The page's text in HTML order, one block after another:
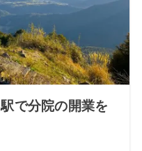
で分院の開業を